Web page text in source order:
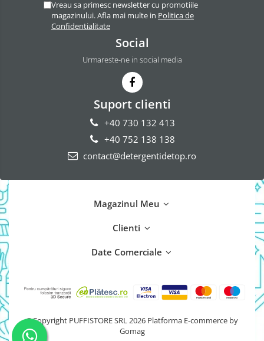
Cif Spray Baie
Detartrant WC
Dezinfectant Bucatarie
Produse Curatenie Baie
Prosoape De Hartie Si Servetele
Odorizant Camera Profesional
Odorizant Camera Air Wick
Odorizant Camera Electric
Profesional
Vreau sa primesc newsletter cu promotiile
magazinului. Afla mai multe in Politica de
Confidentialitate
Social
Urmareste-ne in social media
Suport clienti
+40 730 132 413
+40 752 138 138
contact@detergentidetop.ro
Magazinul Meu
Clienti
Date Comerciale
©Copyright PUFFISTORE SRL 2026 Platforma E-commerce by
Gomag